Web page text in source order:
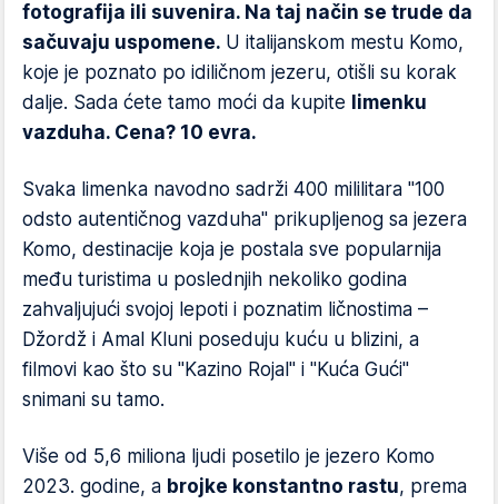
fotografija ili suvenira. Na taj način se trude da
sačuvaju uspomene. U italijanskom mestu Komo,
koje je poznato po idiličnom jezeru, otišli su korak
dalje. Sada ćete tamo moći da kupite limenku
vazduha. Cena? 10 evra.
Svaka limenka navodno sadrži 400 mililitara "100
odsto autentičnog vazduha" prikupljenog sa jezera
Komo, destinacije koja je postala sve popularnija
među turistima u poslednjih nekoliko godina
zahvaljujući svojoj lepoti i poznatim ličnostima –
Džordž i Amal Kluni poseduju kuću u blizini, a
filmovi kao što su "Kazino Rojal" i "Kuća Gući"
snimani su tamo.
Više od 5,6 miliona ljudi posetilo je jezero Komo
2023. godine, a brojke konstantno rastu, prema